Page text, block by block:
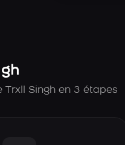
Trxll Singh en 3 étapes